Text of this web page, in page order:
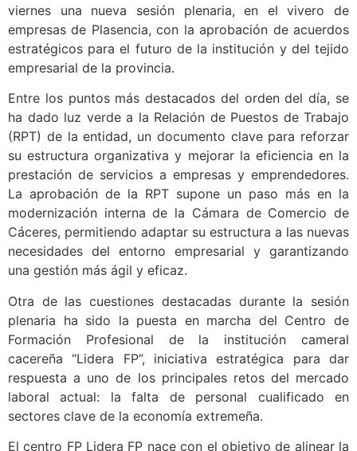
viernes una nueva sesión plenaria, en el vivero de
empresas de Plasencia, con la aprobación de acuerdos
estratégicos para el futuro de la institución y del tejido
empresarial de la provincia.
Entre los puntos más destacados del orden del día, se
ha dado luz verde a la Relación de Puestos de Trabajo
(RPT) de la entidad, un documento clave para reforzar
su estructura organizativa y mejorar la eficiencia en la
prestación de servicios a empresas y emprendedores.
La aprobación de la RPT supone un paso más en la
modernización interna de la Cámara de Comercio de
Cáceres, permitiendo adaptar su estructura a las nuevas
necesidades del entorno empresarial y garantizando
una gestión más ágil y eficaz.
Otra de las cuestiones destacadas durante la sesión
plenaria ha sido la puesta en marcha del Centro de
Formación Profesional de la institución cameral
cacereña “Lidera FP”, iniciativa estratégica para dar
respuesta a uno de los principales retos del mercado
laboral actual: la falta de personal cualificado en
sectores clave de la economía extremeña.
El centro FP Lidera FP nace con el objetivo de alinear la